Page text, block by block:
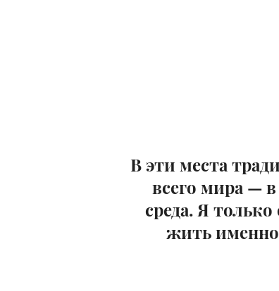
В эти места
всего мира —
среда. Я
жить